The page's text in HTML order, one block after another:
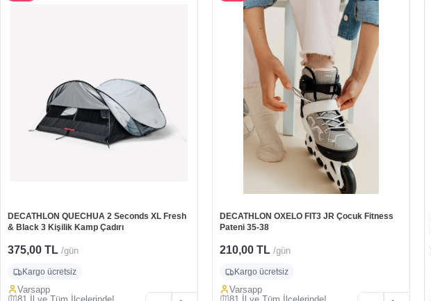
DECATHLON QUECHUA 2 Seconds XL Fresh
& Black 3 Kişilik Kamp Çadırı
375,00 TL /gün
Kargo ücretsiz
Varsapp
81 İl ve Tüm İlçelerinde!
DECATHLON OXELO FIT3 JR Çocuk Fitness
Pateni 35-38
210,00 TL /gün
Kargo ücretsiz
Varsapp
81 İl ve Tüm İlçelerinde!